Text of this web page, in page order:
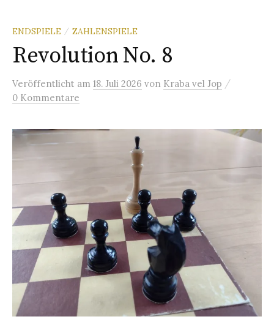
ENDSPIELE / ZAHLENSPIELE
Revolution No. 8
Veröffentlicht am 18. Juli 2026 von Kraba vel Jop /
0 Kommentare